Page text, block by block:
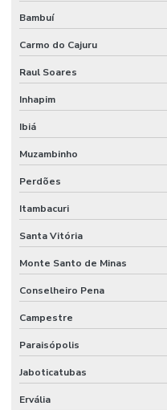
Bambuí
Carmo do Cajuru
Raul Soares
Inhapim
Ibiá
Muzambinho
Perdões
Itambacuri
Santa Vitória
Monte Santo de Minas
Conselheiro Pena
Campestre
Paraisópolis
Jaboticatubas
Ervália